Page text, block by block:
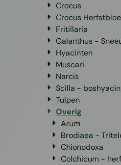
Crocus
Crocus
Fritillaria
Galanthus -
Hyacinten
Muscari
Narcis
Scilla -
Tulpen
Overig
Arum
Brodiaea -
Chionodoxa
Colchicum -